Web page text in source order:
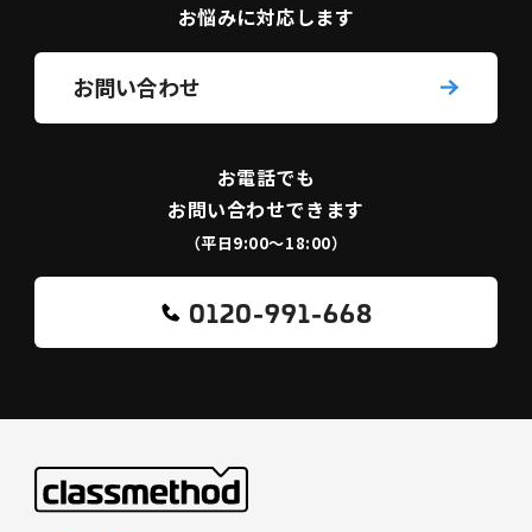
お悩みに対応します
お問い合わせ
お電話でも
お問い合わせできます
（平日9:00〜18:00）
0120-991-668